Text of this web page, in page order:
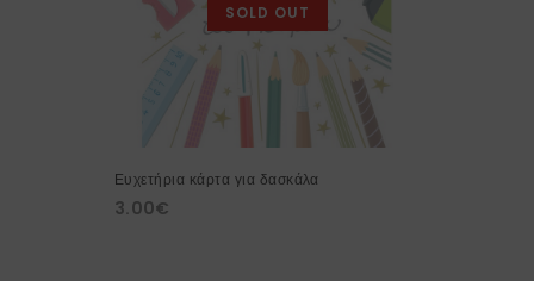
SOLD OUT
Ευχετήρια κάρτα για δασκάλα
3.00€